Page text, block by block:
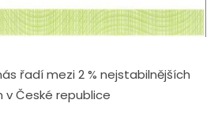
řadí mezi 2 % nejstabilnějších
v České republice